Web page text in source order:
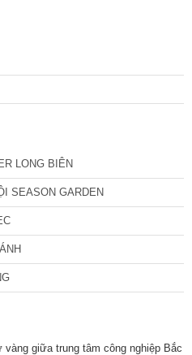
LONG BIÊN
SEASON GARDEN
giữa trung tâm công nghiệp Bắc